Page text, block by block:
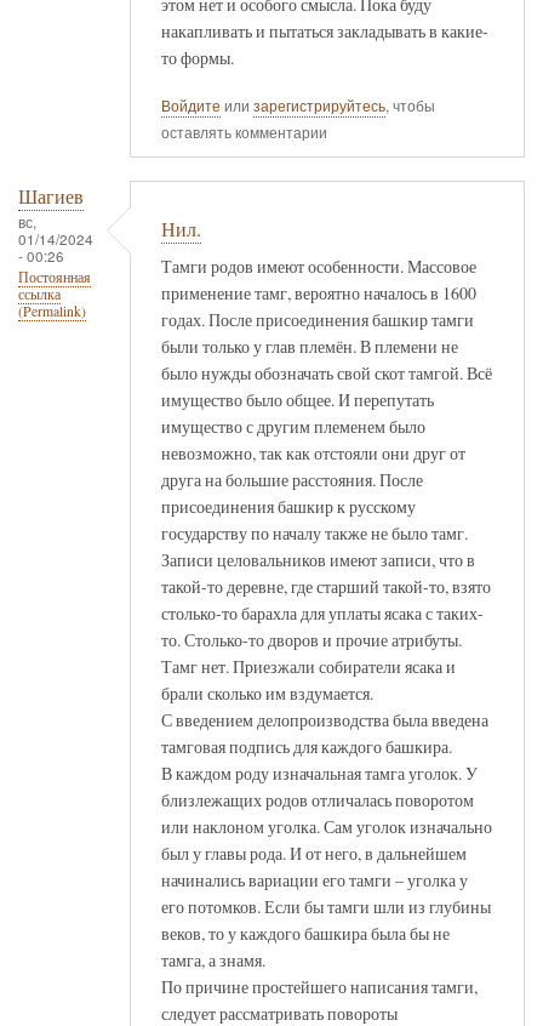
накапливать и пытаться закладывать в какие-
то формы.
Войдите или зарегистрируйтесь, чтобы
оставлять комментарии
Шагиев
вс,
01/14/2024
- 00:26
Постоянная
ссылка
(Permalink)
Нил.
Тамги родов имеют особенности. Массовое
применение тамг, вероятно началось в 1600
годах. После присоединения башкир тамги
были только у глав племён. В племени не
было нужды обозначать свой скот тамгой. Всё
имущество было общее. И перепутать
имущество с другим племенем было
невозможно, так как отстояли они друг от
друга на большие расстояния. После
присоединения башкир к русскому
государству по началу также не было тамг.
Записи целовальников имеют записи, что в
такой-то деревне, где старший такой-то, взято
столько-то барахла для уплаты ясака с таких-
то. Столько-то дворов и прочие атрибуты.
Тамг нет. Приезжали собиратели ясака и
брали сколько им вздумается.
С введением делопроизводства была введена
тамговая подпись для каждого башкира.
В каждом роду изначальная тамга уголок. У
близлежащих родов отличалась поворотом
или наклоном уголка. Сам уголок изначально
был у главы рода. И от него, в дальнейшем
начинались вариации его тамги – уголка у
его потомков. Если бы тамги шли из глубины
веков, то у каждого башкира была бы не
тамга, а знамя.
По причине простейшего написания тамги,
следует рассматривать повороты